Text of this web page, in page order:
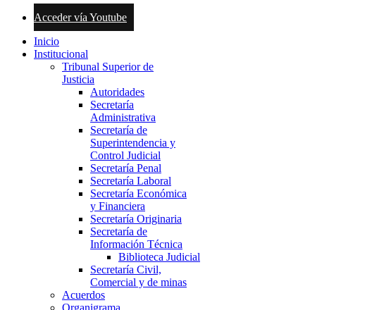
Acceder vía Youtube
Inicio
Institucional
Tribunal Superior de
Justicia
Autoridades
Secretaría
Administrativa
Secretaría de
Superintendencia y
Control Judicial
Secretaría Penal
Secretaría Laboral
Secretaría Económica
y Financiera
Secretaría Originaria
Secretaría de
Información Técnica
Biblioteca Judicial
Secretaría Civil,
Comercial y de minas
Acuerdos
Organigrama